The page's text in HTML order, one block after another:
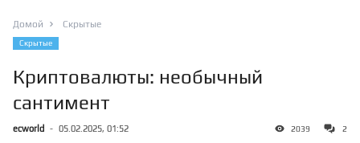
Домой Скрытые
Скрытые
Криптовалюты: необычный
сантимент
ecworld - 05.02.2025, 01:52 2039 2